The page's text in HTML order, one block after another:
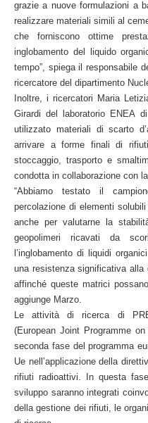
grazie a nuove formulazioni a
realizzare materiali simili al
che forniscono ottime
inglobamento del liquido
tempo”, spiega il responsabile
ricercatore del dipartimento
Inoltre, i ricercatori Maria
Girardi del laboratorio ENEA
utilizzato materiali di scarto
arrivare a forme finali di
stoccaggio, trasporto e
condotta in collaborazione con
“Abbiamo testato il
percolazione di elementi
anche per valutarne la
geopolimeri ricavati da
l’inglobamento di liquidi
una resistenza significativa alla
affinché queste matrici
aggiunge Marzo.
Le attività di ricerca di
(European Joint Programme
seconda fase del programma
Ue nell’applicazione della
rifiuti radioattivi. In questa
sviluppo saranno integrati
della gestione dei rifiuti, le